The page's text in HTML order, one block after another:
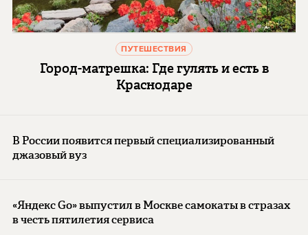
ПУТЕШЕСТВИЯ
Город-матрешка: Где гулять и есть в
Краснодаре
В России появится первый специализированный
джазовый вуз
«Яндекс Go» выпустил в Москве самокаты в стразах
в честь пятилетия сервиса